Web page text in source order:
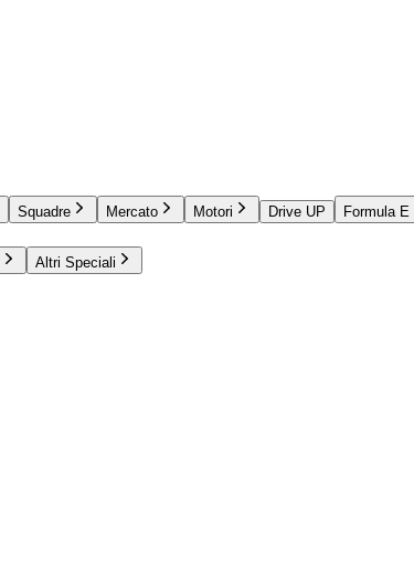
Squadre Mercato Motori Drive UP Formula E
Altri Speciali